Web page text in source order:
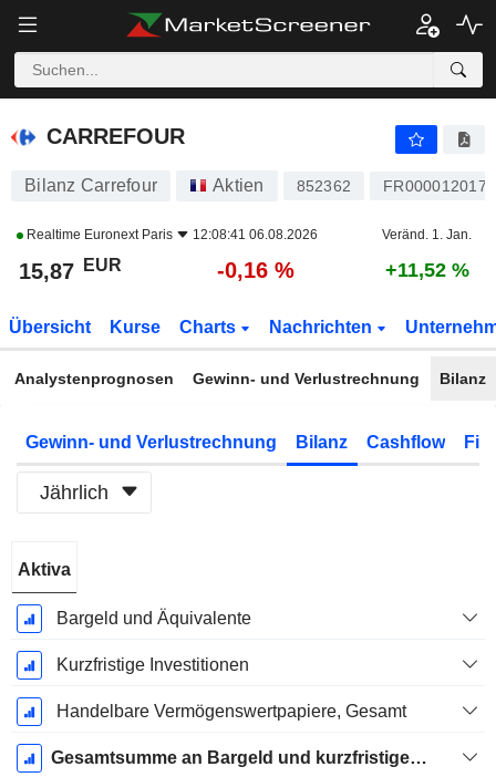
CARREFOUR
CARREFOUR
Bilanz Carrefour Aktien 852362 FR0000120172
Realtime Euronext Paris 12:08:41 06.08.2026 Veränd. 1. Jan.
15,87 EUR -0,16 % +11,52 %
Übersicht Kurse Charts Nachrichten
Analystenprognosen Gewinn- und Verlustrechnung Bilanz
Gewinn- und Verlustrechnung Bilanz Cashflow
Jährlich
Geschäftsjahres:
Dezember
Aktiva
Bargeld und Äquivalente
Kurzfristige Investitionen
Handelbare Vermögenswertpapiere, Gesamt
Gesamtsumme an Bargeld und kurzfristigen Investitionen